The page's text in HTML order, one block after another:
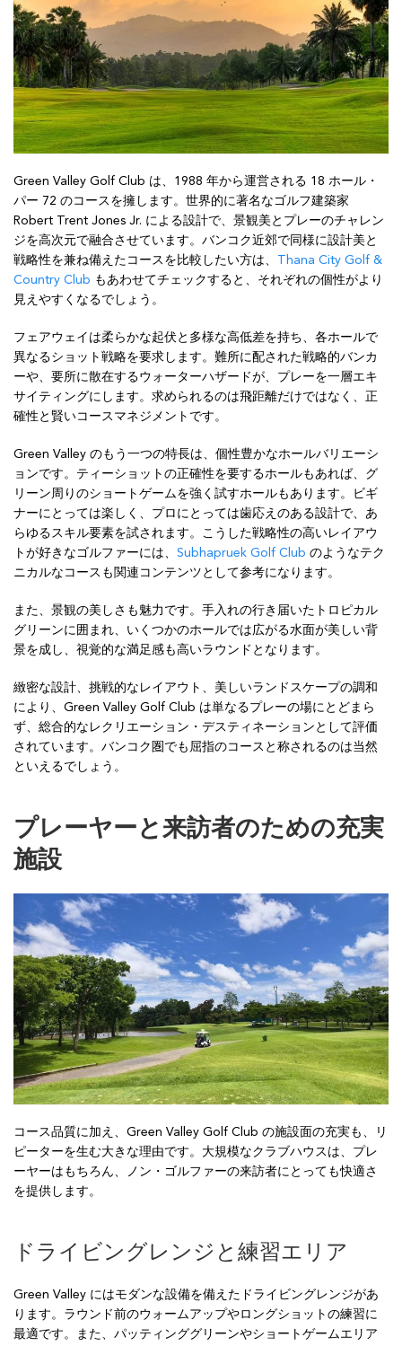
Green Valley Golf Club は、1988 年から運営される 18 ホール・
パー 72 のコースを擁します。世界的に著名なゴルフ建築家
Robert Trent Jones Jr. による設計で、景観美とプレーのチャレン
ジを高次元で融合させています。バンコク近郊で同様に設計美と
戦略性を兼ね備えたコースを比較したい方は、
Thana City Golf &
Country Club もあわせてチェックすると、それぞれの個性がより
見えやすくなるでしょう。
フェアウェイは柔らかな起伏と多様な高低差を持ち、各ホールで
異なるショット戦略を要求します。難所に配された戦略的バンカ
ーや、要所に散在するウォーターハザードが、プレーを一層エキ
サイティングにします。求められるのは飛距離だけではなく、正
確性と賢いコースマネジメントです。
Green Valley のもう一つの特長は、個性豊かなホールバリエーシ
ョンです。ティーショットの正確性を要するホールもあれば、グ
リーン周りのショートゲームを強く試すホールもあります。ビギ
ナーにとっては楽しく、プロにとっては歯応えのある設計で、あ
らゆるスキル要素を試されます。こうした戦略性の高いレイアウ
トが好きなゴルファーには、 Subhapruek Golf Club のようなテク
ニカルなコースも関連コンテンツとして参考になります。
また、景観の美しさも魅力です。手入れの行き届いたトロピカル
グリーンに囲まれ、いくつかのホールでは広がる水面が美しい背
景を成し、視覚的な満足感も高いラウンドとなります。
緻密な設計、挑戦的なレイアウト、美しいランドスケープの調和
により、Green Valley Golf Club は単なるプレーの場にとどまら
ず、総合的なレクリエーション・デスティネーションとして評価
されています。バンコク圏でも屈指のコースと称されるのは当然
といえるでしょう。
プレーヤーと来訪者のための充実
施設
コース品質に加え、Green Valley Golf Club の施設面の充実も、リ
ピーターを生む大きな理由です。大規模なクラブハウスは、プレ
ーヤーはもちろん、ノン・ゴルファーの来訪者にとっても快適さ
を提供します。
ドライビングレンジと練習エリア
Green Valley にはモダンな設備を備えたドライビングレンジがあ
ります。ラウンド前のウォームアップやロングショットの練習に
最適です。また、パッティンググリーンやショートゲームエリア